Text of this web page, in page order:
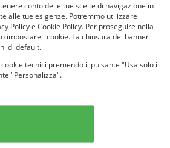
conto delle tue scelte di navigazione in
alle tue esigenze. Potremmo utilizzare
Policy e Cookie Policy. Per proseguire nella
impostare i cookie. La chiusura del banner
di default.
tecnici premendo il pulsante "Usa solo i
"Personalizza".